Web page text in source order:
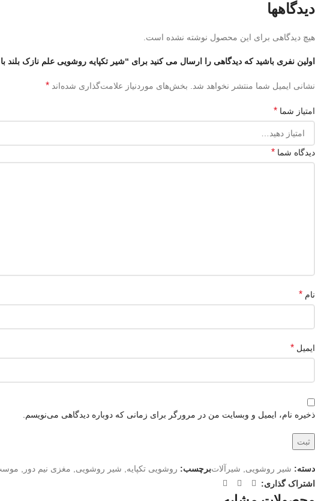
دیدگاهها
هیچ دیدگاهی برای این محصول نوشته نشده است.
اولین نفری باشید که دیدگاهی را ارسال می کنید برای “شیر تکپایه روشویی علم نازک بلند
نشانی ایمیل شما منتشر نخواهد شد. بخش‌های موردنیاز علامت‌گذاری شده‌اند *
امتیاز شما *
دیدگاه شما *
نام *
ایمیل *
ذخیره نام، ایمیل و وبسایت من در مرورگر برای زمانی که دوباره دیدگاهی می‌نویسم.
دسته: شیر روشویی شیرآلاتبرچسب: روشویی تکپایه شیر روشویی مغزی نیم دور
اشتراک گذاری: